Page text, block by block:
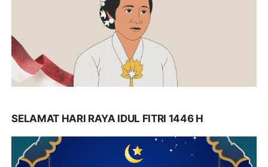
SELAMAT HARI RAYA IDUL FITRI 1446 H